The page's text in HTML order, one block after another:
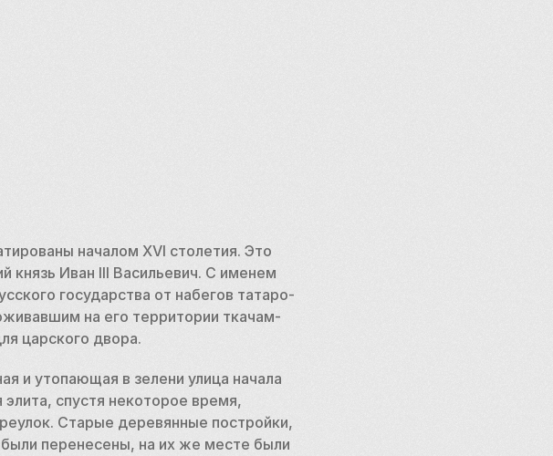
началом XVI столетия. Это
князь Иван III Васильевич. С именем
государства от набегов татаро-
на его территории ткачам-
царского двора.
и утопающая в зелени улица начала
спустя некоторое время,
Старые деревянные постройки,
перенесены, на их же месте были